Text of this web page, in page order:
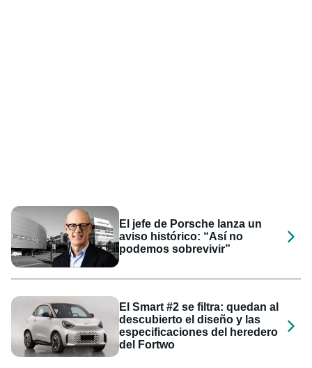
El jefe de Porsche lanza un
aviso histórico: “Así no
podemos sobrevivir”
El Smart #2 se filtra: quedan al
descubierto el diseño y las
especificaciones del heredero
del Fortwo